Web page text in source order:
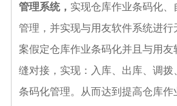
管理系统， 实现仓库作业条码化、
管理，并实现与用友软件系统进行
案假定仓库作业条码化并且与用友
缝对接，实现：入库、出库、调拨
条码化管理。
从而达到提高仓库作